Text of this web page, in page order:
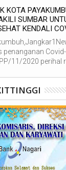
KOTA
SUMBAR
KENDALI
penanganan
11/2020 perihal